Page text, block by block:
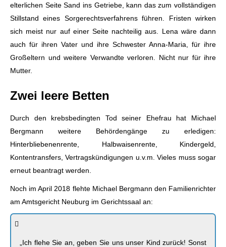
elterlichen Seite Sand ins Getriebe, kann das zum vollständigen
Stillstand eines Sorgerechtsverfahrens führen. Fristen wirken
sich meist nur auf einer Seite nachteilig aus. Lena wäre dann
auch für ihren Vater und ihre Schwester Anna-Maria, für ihre
Großeltern und weitere Verwandte verloren. Nicht nur für ihre
Mutter.
Zwei leere Betten
Durch den krebsbedingten Tod seiner Ehefrau hat Michael
Bergmann weitere Behördengänge zu erledigen:
Hinterbliebenenrente, Halbwaisenrente, Kindergeld,
Kontentransfers, Vertragskündigungen u.v.m. Vieles muss sogar
erneut beantragt werden.
Noch im April 2018 flehte Michael Bergmann den Familienrichter
am Amtsgericht Neuburg im Gerichtssaal an:
„Ich flehe Sie an, geben Sie uns unser Kind zurück! Sonst